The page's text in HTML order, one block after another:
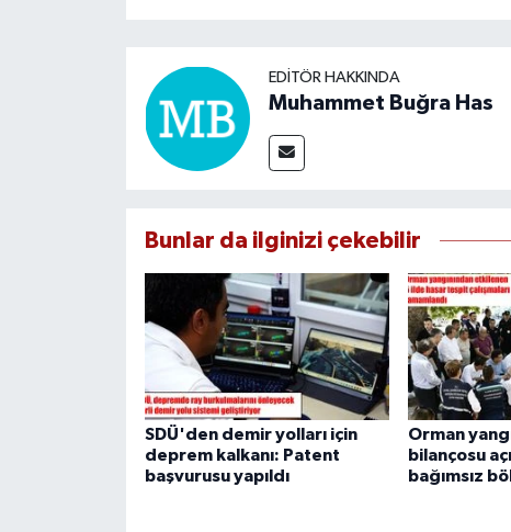
EDITÖR HAKKINDA
Muhammet Buğra Has
Bunlar da ilginizi çekebilir
SDÜ'den demir yolları için
deprem kalkanı: Patent
başvurusu yapıldı
Orman
bilançosu
bağımsız